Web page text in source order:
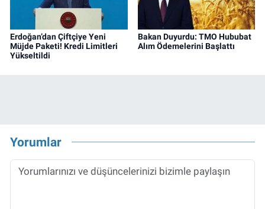
Erdoğan’dan Çiftçiye Yeni
Müjde Paketi! Kredi Limitleri
Yükseltildi
Bakan Duyurdu: TMO Hububat
Alım Ödemelerini Başlattı
Yorumlar